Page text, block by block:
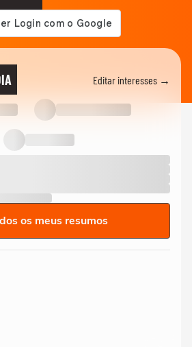
Editar interesses →
os meus resumos